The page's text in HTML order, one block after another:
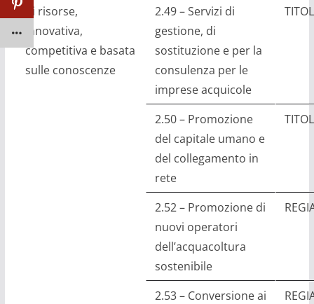
di risorse,
innovativa,
competitiva e basata
sulle conoscenze
2.49 – Servizi di
gestione, di
sostituzione e per la
consulenza per le
imprese acquicole
2.50 – Promozione
del capitale umano e
del collegamento in
rete
2.52 – Promozione di
nuovi operatori
dell’acquacoltura
sostenibile
2.53 – Conversione ai